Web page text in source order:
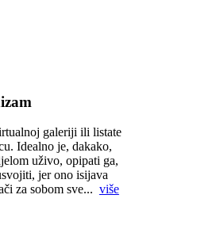
galeriji ili listate
Idealno je, dakako,
uživo, opipati ga,
jer ono isijava
za sobom sve... više